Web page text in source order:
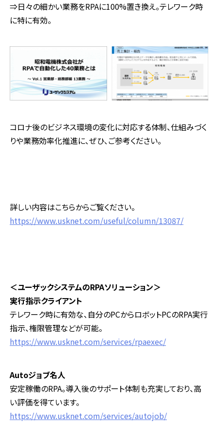
⇒日々の細かい業務をRPAに100%置き換え。テレワーク時
に特に有効。
コロナ後のビジネス環境の変化に対応する体制、仕組みづく
りや業務効率化推進に、ぜひ、ご参考ください。
詳しい内容はこちらからご覧ください。
https://www.usknet.com/useful/column/13087/
＜ユーザックシステムのRPAソリューション＞
実行指示クライアント
テレワーク時に有効な、自分のPCからロボットPCのRPA実行
指示、権限管理などが可能。
https://www.usknet.com/services/rpaexec/
Autoジョブ名人
安定稼働のRPA。導入後のサポート体制も充実しており、高
い評価を得ています。
https://www.usknet.com/services/autojob/